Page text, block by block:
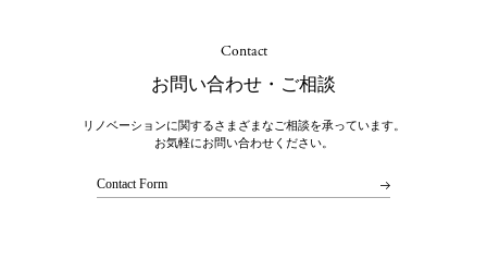
Contact
お問い合わせ・ご相談
リノベーションに関するさまざまなご相談を承っています。
お気軽にお問い合わせください。
Contact Form